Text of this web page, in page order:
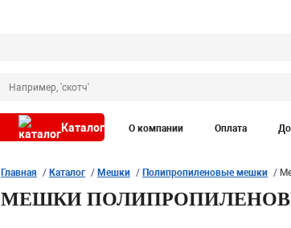
Каталог О компании Оплата
Главная Каталог Мешки Полипропиленовые мешки
МЕШКИ